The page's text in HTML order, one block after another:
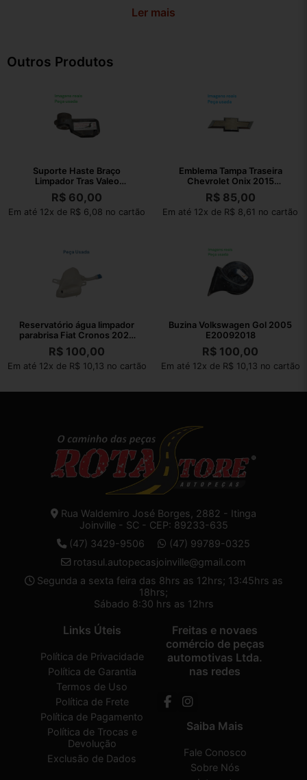
Ler mais
Outros Produtos
Suporte Haste Braço
Limpador Tras Valeo
80019757
R$ 60,00
Em até 12x de R$ 6,08 no cartão
Emblema Tampa Traseira
Chevrolet Onix 2015
94747906
R$85,00
Em até 12x de R$ 8,61 no cartão
Reservatório água limpador
parabrisa Fiat Cronos 2023
22260
R$ 100,00
Em até 12x de R$ 10,13 no cartão
Buzina Volkswagen Gol 2005
E20092018
R$ 100,00
Em até 12x de R$ 10,13 no cartão
Rua Waldemiro José Borges, 2882 - Itinga
Joinville - SC - CEP: 89233-635
(47) 3429-9506
(47) 99789-0325
rotasul.autopecasjoinville@gmail.com
Segunda a sexta feira das 8hrs as 12hrs; 13:45hrs as
18hrs;
Sábado 8:30 hrs as 12hrs
Links Úteis
Política de Privacidade
Política de Garantia
Termos de Uso
Política de Frete
Política de Pagamento
Política de Trocas e
Devolução
Exclusão de Dados
Freitas e novaes
comércio de peças
automotivas Ltda.
nas redes
Saiba Mais
Fale Conosco
Sobre Nós